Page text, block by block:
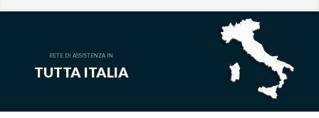
RETE DI ASSISTENZA IN
TUTTA ITALIA